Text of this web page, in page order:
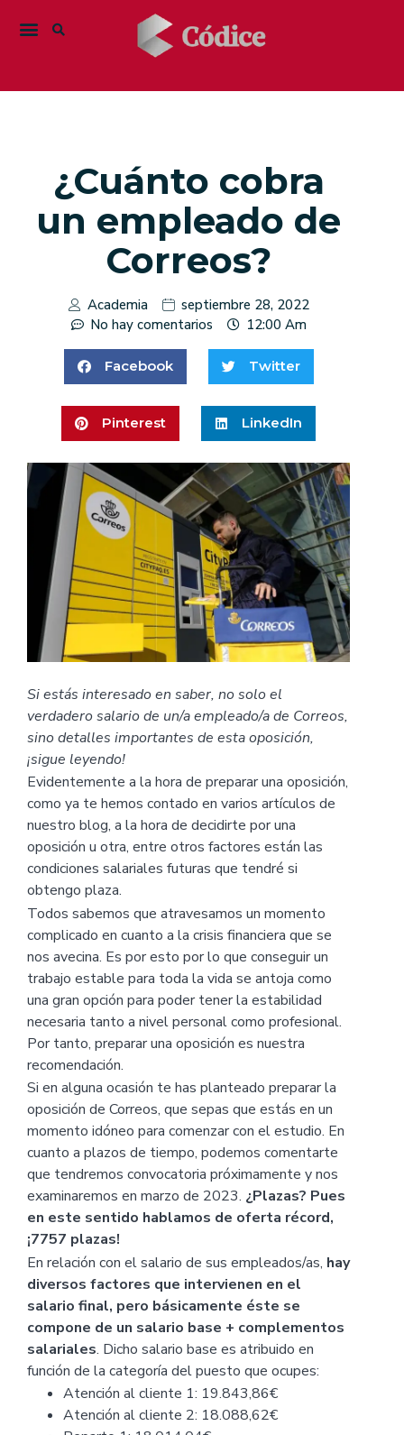
¿Cuánto cobra
un empleado de
Correos?
Academia
septiembre 28, 2022
No hay comentarios
12:00 Am
Facebook Twitter
Pinterest LinkedIn
Si estás interesado en saber, no solo el
verdadero salario de un/a empleado/a de Correos,
sino detalles importantes de esta oposición,
¡sigue leyendo!
Evidentemente a la hora de preparar una oposición,
como ya te hemos contado en varios artículos de
nuestro blog, a la hora de decidirte por una
oposición u otra, entre otros factores están las
condiciones salariales futuras que tendré si
obtengo plaza.
Todos sabemos que atravesamos un momento
complicado en cuanto a la crisis financiera que se
nos avecina. Es por esto por lo que conseguir un
trabajo estable para toda la vida se antoja como
una gran opción para poder tener la estabilidad
necesaria tanto a nivel personal como profesional.
Por tanto, preparar una oposición es nuestra
recomendación.
Si en alguna ocasión te has planteado preparar la
oposición de Correos, que sepas que estás en un
momento idóneo para comenzar con el estudio. En
cuanto a plazos de tiempo, podemos comentarte
que tendremos convocatoria próximamente y nos
examinaremos en marzo de 2023. ¿Plazas? Pues
en este sentido hablamos de oferta récord,
¡7757 plazas!
En relación con el salario de sus empleados/as, hay
diversos factores que intervienen en el
salario final, pero básicamente éste se
compone de un salario base + complementos
salariales. Dicho salario base es atribuido en
función de la categoría del puesto que ocupes:
Atención al cliente 1: 19.843,86€
Atención al cliente 2: 18.088,62€